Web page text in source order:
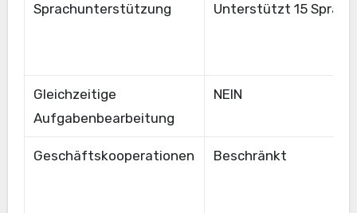
Sprachunterstützung Unterstützt 15
Gleichzeitige
Aufgabenbearbeitung
NEIN
Geschäftskooperationen Beschränkt